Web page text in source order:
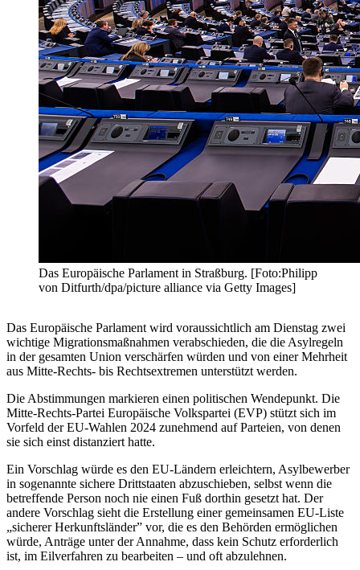
Das Europäische Parlament in Straßburg. [Foto:Philipp
von Ditfurth/dpa/picture alliance via Getty Images]
Das Europäische Parlament wird voraussichtlich am Dienstag zwei
wichtige Migrationsmaßnahmen verabschieden, die die Asylregeln
in der gesamten Union verschärfen würden und von einer Mehrheit
aus Mitte-Rechts- bis Rechtsextremen unterstützt werden.
Die Abstimmungen markieren einen politischen Wendepunkt. Die
Mitte-Rechts-Partei Europäische Volkspartei (EVP) stützt sich im
Vorfeld der EU-Wahlen 2024 zunehmend auf Parteien, von denen
sie sich einst distanziert hatte.
Ein Vorschlag würde es den EU-Ländern erleichtern, Asylbewerber
in sogenannte sichere Drittstaaten abzuschieben, selbst wenn die
betreffende Person noch nie einen Fuß dorthin gesetzt hat. Der
andere Vorschlag sieht die Erstellung einer gemeinsamen EU-Liste
„sicherer Herkunftsländer” vor, die es den Behörden ermöglichen
würde, Anträge unter der Annahme, dass kein Schutz erforderlich
ist, im Eilverfahren zu bearbeiten – und oft abzulehnen.